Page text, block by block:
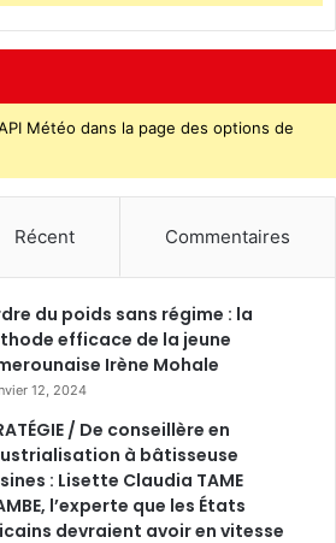
Météo dans la page des options de
Récent Commentaires
du poids sans régime : la
efficace de la jeune
Irène Mohale
12, 2024
/ De conseillère en
à bâtisseuse
: Lisette Claudia TAME
l’experte que les États
devraient avoir en vitesse